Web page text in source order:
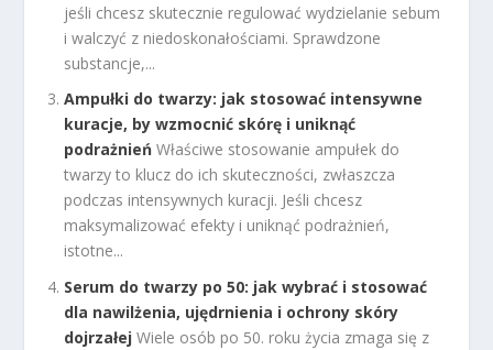
jeśli chcesz skutecznie regulować wydzielanie sebum
i walczyć z niedoskonałościami. Sprawdzone
substancje,...
Ampułki do twarzy: jak stosować intensywne
kuracje, by wzmocnić skórę i uniknąć
podrażnień Właściwe stosowanie ampułek do
twarzy to klucz do ich skuteczności, zwłaszcza
podczas intensywnych kuracji. Jeśli chcesz
maksymalizować efekty i uniknąć podrażnień,
istotne...
Serum do twarzy po 50: jak wybrać i stosować
dla nawilżenia, ujędrnienia i ochrony skóry
dojrzałej Wiele osób po 50. roku życia zmaga się z